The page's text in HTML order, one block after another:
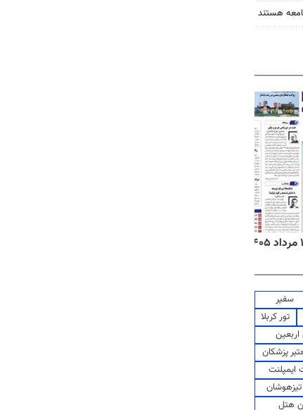
هستند
سفیر
تور کربلا
پزشکان
ایمپلنت
هتل